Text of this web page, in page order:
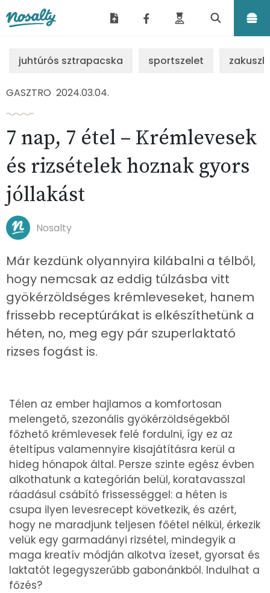
juhtúrós sztrapacska sportszelet
GASZTRO 2024.03.04.
7 nap, 7 étel – Krémlevesek
és rizsételek hoznak gyors
jóllakást
Nosalty
Már kezdünk olyannyira kilábalni a télből,
hogy nemcsak az eddig túlzásba vitt
gyökérzöldséges krémleveseket, hanem
frissebb receptúrákat is elkészíthetünk a
héten, no, meg egy pár szuperlaktató
rizses fogást is.
Télen az ember hajlamos a komfortosan
melengető, szezonális gyökérzöldségekből
főzhető krémlevesek felé fordulni, így ez az
ételtípus valamennyire kisajátításra kerül a
hideg hónapok által. Persze szinte egész évben
alkothatunk a kategórián belül, koratavasszal
ráadásul csábító frissességgel: a héten is
csupa ilyen levesrecept következik, és azért,
hogy ne maradjunk teljesen főétel nélkül, érkezik
velük egy garmadányi rizsétel, mindegyik a
maga kreatív módján alkotva ízeset, gyorsat és
laktatót legegyszerűbb gabonánkból. Indulhat a
főzés?